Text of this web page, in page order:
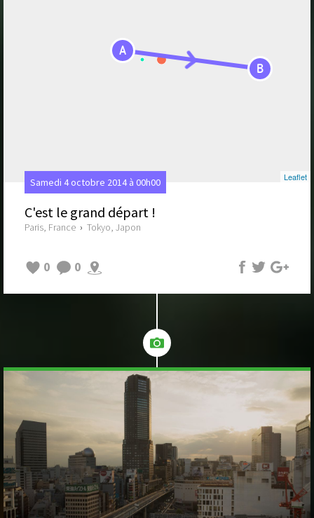
A
B
Leaflet
Samedi 4 octobre 2014 à 00h00
C'est le grand départ !
Paris, France › Tokyo, Japon
0 0